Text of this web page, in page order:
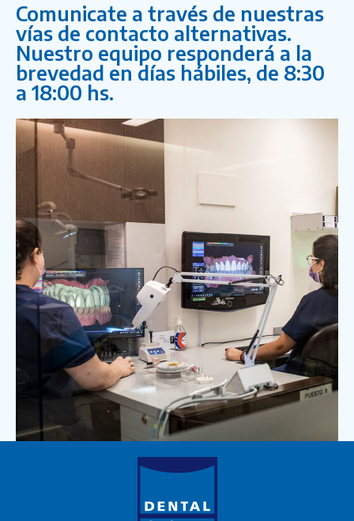
Comunicate a través de nuestras
vías de contacto alternativas.
Nuestro equipo responderá a la
brevedad en días hábiles, de 8:30
a 18:00 hs.